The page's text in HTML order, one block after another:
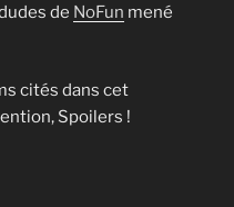
de NoFun mené
cités dans cet
Spoilers !